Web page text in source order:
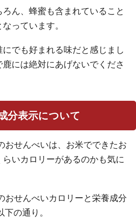
ん、蜂蜜も含まれていること
っています。
でも好まれる味だと感じまし
には絶対にあげないでくださ
分表示について
おせんべいは、お米でできたお
いカロリーがあるのかも気に
おせんべいカロリーと栄養成分
の通り。